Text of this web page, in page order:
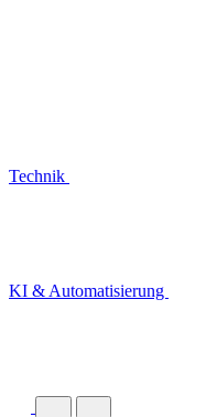
Technik
KI & Automatisierung